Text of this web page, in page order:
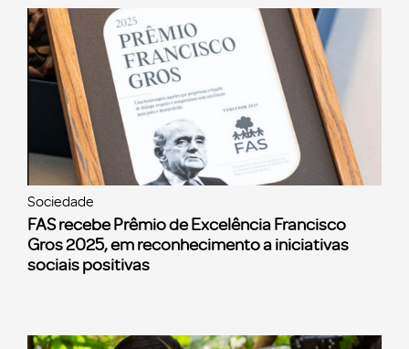
Sociedade
FAS recebe Prêmio de Excelência Francisco
Gros 2025, em reconhecimento a iniciativas
sociais positivas